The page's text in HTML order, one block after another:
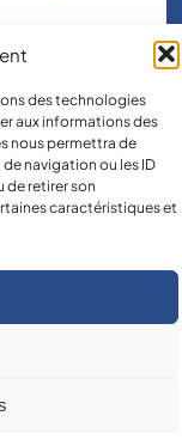
des technologies
aux informations des
nous permettra de
navigation ou les ID
de retirer son
caractéristiques et